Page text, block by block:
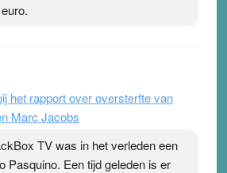
het rapport over oversterfte van
Marc Jacobs
TV was in het verleden een
Pasquino. Een tijd geleden is er